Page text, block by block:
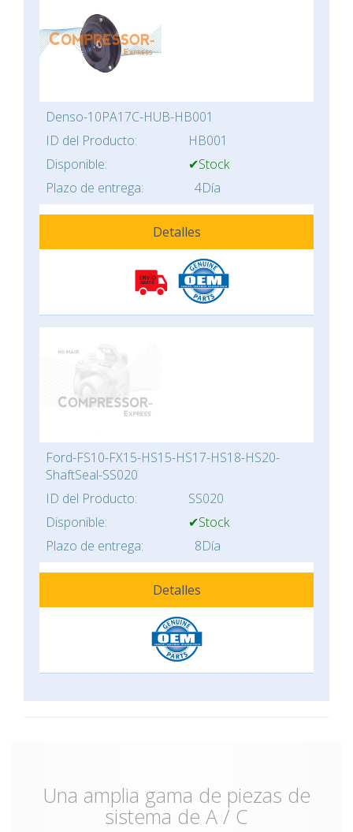
Denso-10PA17C-HUB-HB001
ID del Producto:
HB001
Disponible:
✔Stock
Plazo de entrega:
4Día
Detalles
Ford-FS10-FX15-HS15-HS17-HS18-HS20-
ShaftSeal-SS020
ID del Producto:
SS020
Disponible:
✔Stock
Plazo de entrega:
8Día
Detalles
Una amplia gama de piezas de
sistema de A / C